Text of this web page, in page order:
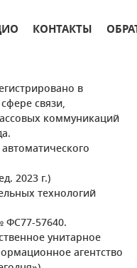
КОНТАКТЫ
в
связи,
коммуникаций
2023 г.)
технологий
ФС77-57640.
унитарное
агентство